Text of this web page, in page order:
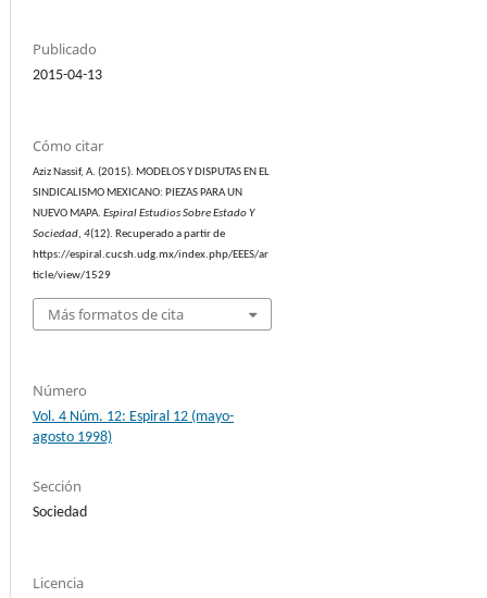
Publicado
2015-04-13
Cómo citar
Aziz Nassif, A. (2015). MODELOS Y DISPUTAS EN EL
SINDICALISMO MEXICANO: PIEZAS PARA UN
NUEVO MAPA. Espiral Estudios Sobre Estado Y
Sociedad, 4(12). Recuperado a partir de
https://espiral.cucsh.udg.mx/index.php/EEES/ar
ticle/view/1529
Más formatos de cita
Número
Vol. 4 Núm. 12: Espiral 12 (mayo-
agosto 1998)
Sección
Sociedad
Licencia